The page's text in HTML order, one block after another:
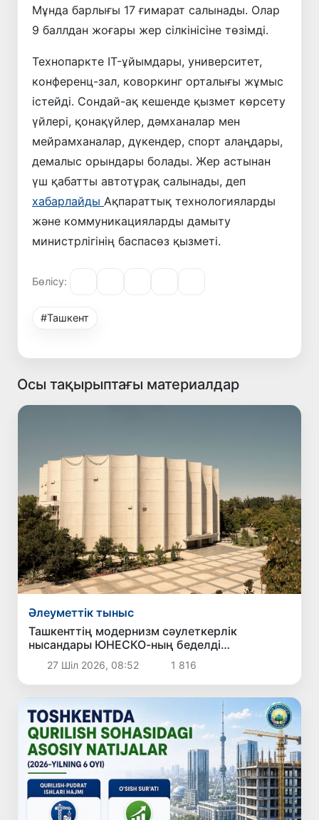
Мұнда барлығы 17 ғимарат салынады. Олар
9 баллдан жоғары жер сілкінісіне төзімді.
Технопаркте IT-ұйымдары, университет,
конференц-зал, коворкинг орталығы жұмыс
істейді. Сондай-ақ кешенде қызмет көрсету
үйлері, қонақүйлер, дәмханалар мен
мейрамханалар, дүкендер, спорт алаңдары,
демалыс орындары болады. Жер астынан
үш қабатты автотұрақ салынады, деп
хабарлайды Ақпараттық технологияларды
және коммуникацияларды дамыту
министрлігінің баспасөз қызметі.
Бөлісу:
#Ташкент
Осы тақырыптағы материалдар
Әлеуметтік тыныс
Ташкенттің модернизм сәулеткерлік
нысандары ЮНЕСКО-ның беделді
Халықаралық тізіміне ресми түрде енгізілді
27 Шіл 2026, 08:52 1 816